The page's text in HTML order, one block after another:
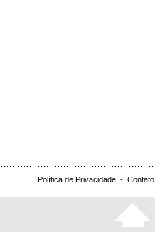
Política de Privacidade - Contato